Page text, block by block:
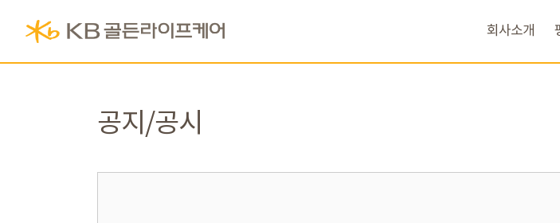
회사소개
공지/공시